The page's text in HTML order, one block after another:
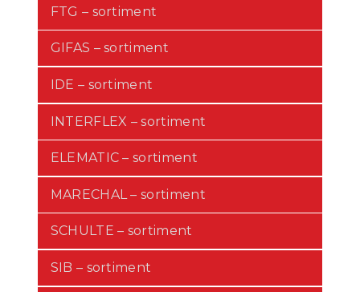
FTG – sortiment
GIFAS – sortiment
IDE – sortiment
INTERFLEX – sortiment
ELEMATIC – sortiment
MARECHAL – sortiment
SCHULTE – sortiment
SIB – sortiment